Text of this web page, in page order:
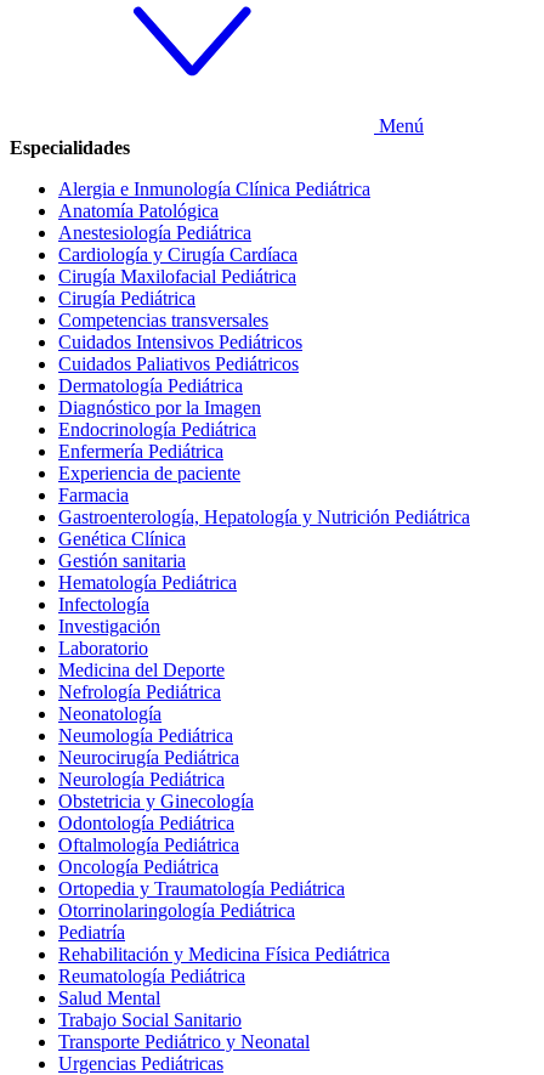
Menú
Especialidades
Alergia e Inmunología Clínica Pediátrica
Anatomía Patológica
Anestesiología Pediátrica
Cardiología y Cirugía Cardíaca
Cirugía Maxilofacial Pediátrica
Cirugía Pediátrica
Competencias transversales
Cuidados Intensivos Pediátricos
Cuidados Paliativos Pediátricos
Dermatología Pediátrica
Diagnóstico por la Imagen
Endocrinología Pediátrica
Enfermería Pediátrica
Experiencia de paciente
Farmacia
Gastroenterología, Hepatología y Nutrición Pediátrica
Genética Clínica
Gestión sanitaria
Hematología Pediátrica
Infectología
Investigación
Laboratorio
Medicina del Deporte
Nefrología Pediátrica
Neonatología
Neumología Pediátrica
Neurocirugía Pediátrica
Neurología Pediátrica
Obstetricia y Ginecología
Odontología Pediátrica
Oftalmología Pediátrica
Oncología Pediátrica
Ortopedia y Traumatología Pediátrica
Otorrinolaringología Pediátrica
Pediatría
Rehabilitación y Medicina Física Pediátrica
Reumatología Pediátrica
Salud Mental
Trabajo Social Sanitario
Transporte Pediátrico y Neonatal
Urgencias Pediátricas